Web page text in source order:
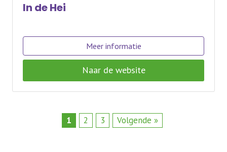
In de Hei
Meer informatie
Naar de website
1 2 3 Volgende »